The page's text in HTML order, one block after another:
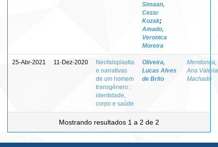
Simaan,
Cezar
Kozak;
Amado,
Veronica
Moreira
25-Abr-2021 11-Dez-2020
Neofaloplastia
e narrativas
de um homem
transgênero :
identidade,
corpo e saúde
Oliveira,
Lucas Alves
de Brito
Mendonça,
Ana Valéria
Machado
Mostrando resultados 1 a 2 de 2